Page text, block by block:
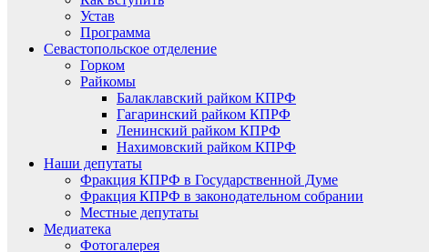
Устав
Программа
Севастопольское отделение
Горком
Райкомы
Балаклавский райком КПРФ
Гагаринский райком КПРФ
Ленинский райком КПРФ
Нахимовский райком КПРФ
Наши депутаты
Фракция КПРФ в Государственной Думе
Фракция КПРФ в законодательном собрании
Местные депутаты
Медиатека
Фотогалерея